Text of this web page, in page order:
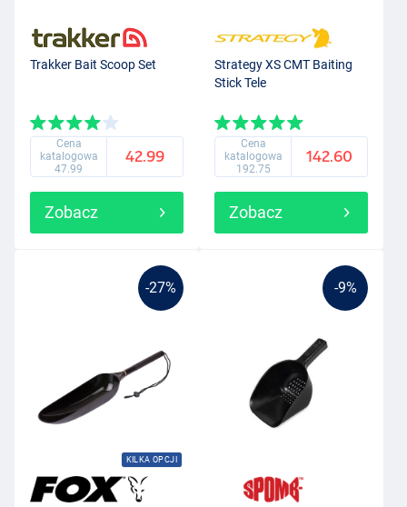
Trakker Bait Scoop Set
Cena
katalogowa
47.99
42.99
Zobacz
Strategy XS CMT Baiting
Stick Tele
Cena
katalogowa
192.75
142.60
Zobacz
-27%
KILKA OPCJI
-9%